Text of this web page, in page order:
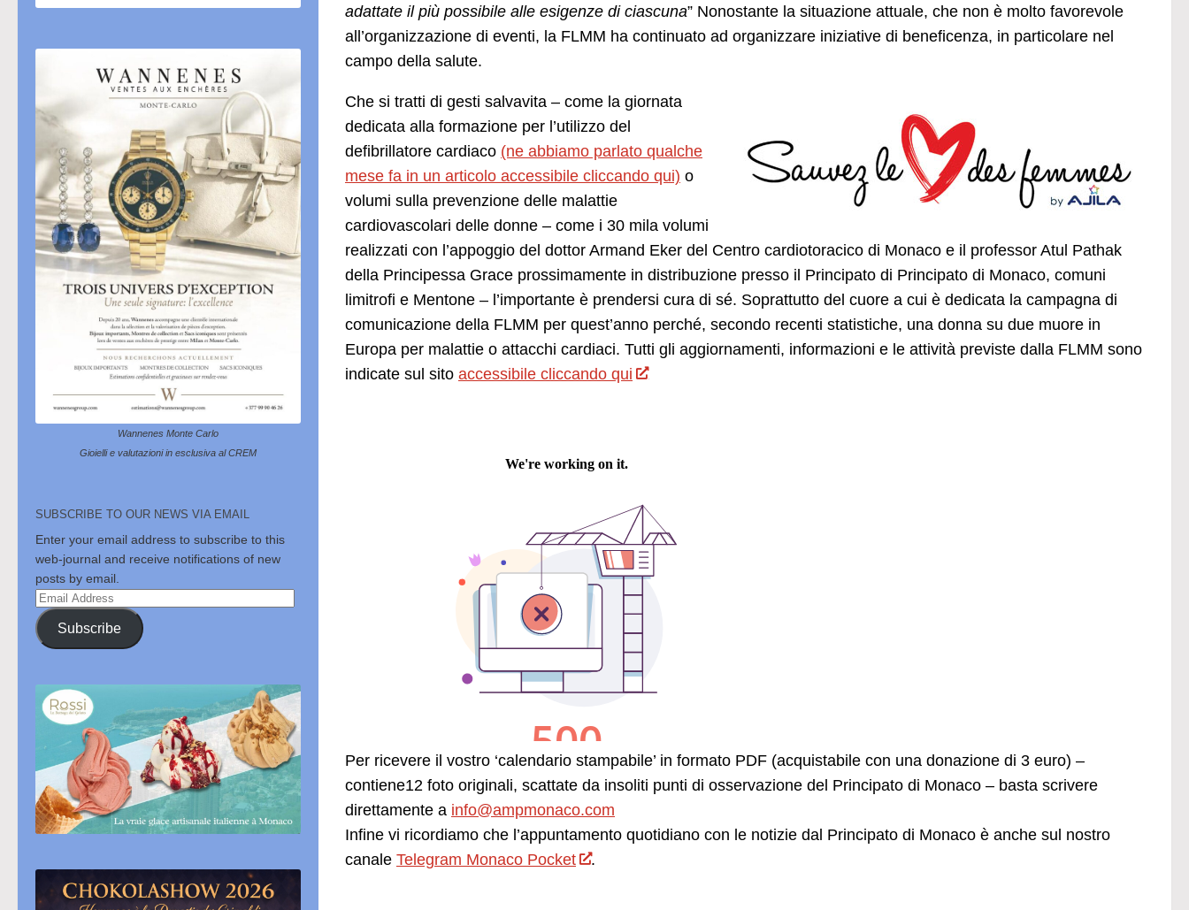
adattate il più possibile alle esigenze di ciascuna” Nonostante la situazione attuale, che non è molto favorevole
all’organizzazione di eventi, la FLMM ha continuato ad organizzare iniziative di beneficenza, in particolare nel
campo della salute.
Che si tratti di gesti salvavita – come la giornata
dedicata alla formazione per l’utilizzo del
defibrillatore cardiaco (ne abbiamo parlato qualche
mese fa in un articolo accessibile cliccando qui) o
volumi sulla prevenzione delle malattie
cardiovascolari delle donne – come i 30 mila volumi
realizzati con l’appoggio del dottor Armand Eker del Centro cardiotoracico di Monaco e il professor Atul Pathak
della Principessa Grace prossimamente in distribuzione presso il Principato di Principato di Monaco, comuni
limitrofi e Mentone – l’importante è prendersi cura di sé. Soprattutto del cuore a cui è dedicata la campagna di
comunicazione della FLMM per quest’anno perché, secondo recenti statistiche, una donna su due muore in
Europa per malattie o attacchi cardiaci. Tutti gli aggiornamenti, informazioni e le attività previste dalla FLMM sono
indicate sul sito accessibile cliccando qui
Per ricevere il vostro ‘calendario stampabile’ in formato PDF (acquistabile con una donazione di 3 euro) –
contiene12 foto originali, scattate da insoliti punti di osservazione del Principato di Monaco – basta scrivere
direttamente a info@ampmonaco.com
Infine vi ricordiamo che l’appuntamento quotidiano con le notizie dal Principato di Monaco è anche sul nostro
canale Telegram Monaco Pocket .
Wannenes Monte Carlo
Gioielli e valutazioni in esclusiva al CREM
SUBSCRIBE TO OUR NEWS VIA EMAIL
Enter your email address to subscribe to this
web-journal and receive notifications of new
posts by email.
Email
Address
Subscribe